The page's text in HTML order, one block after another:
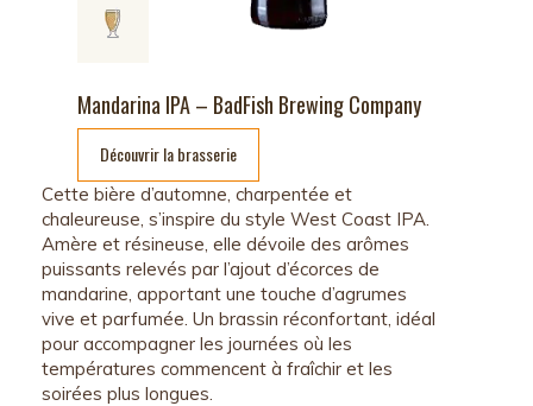
Mandarina IPA – BadFish Brewing Company
Découvrir la brasserie
Cette bière d’automne, charpentée et
chaleureuse, s’inspire du style West Coast IPA.
Amère et résineuse, elle dévoile des arômes
puissants relevés par l’ajout d’écorces de
mandarine, apportant une touche d’agrumes
vive et parfumée. Un brassin réconfortant, idéal
pour accompagner les journées où les
températures commencent à fraîchir et les
soirées plus longues.